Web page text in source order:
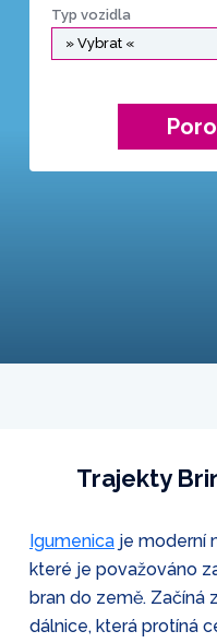
Typ vozidla
Trajekty
Igumenica je moderní
které je považováno
bran do země. Začíná
dálnice, která protíná